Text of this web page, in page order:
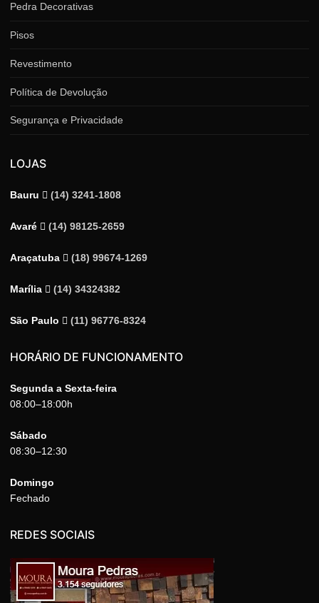
Pedra Decorativas
Pisos
Revestimento
Política de Devolução
Segurança e Privacidade
LOJAS
Bauru (14) 3241-1808
Avaré (14) 98125-2659
Araçatuba (18) 99674-1269
Marília (14) 34324382
São Paulo (11) 96776-8324
HORÁRIO DE FUNCIONAMENTO
Segunda a Sexta-feira
08:00–18:00h
Sábado
08:30–12:30
Domingo
Fechado
REDES SOCIAIS